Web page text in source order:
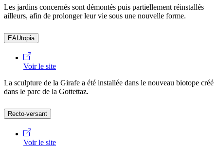
Les jardins concernés sont démontés puis partiellement réinstallés
ailleurs, afin de prolonger leur vie sous une nouvelle forme.
EAUtopia
Voir le site
La sculpture de la Girafe a été installée dans le nouveau biotope créé
dans le parc de la Gottettaz.
Recto-versant
Voir le site